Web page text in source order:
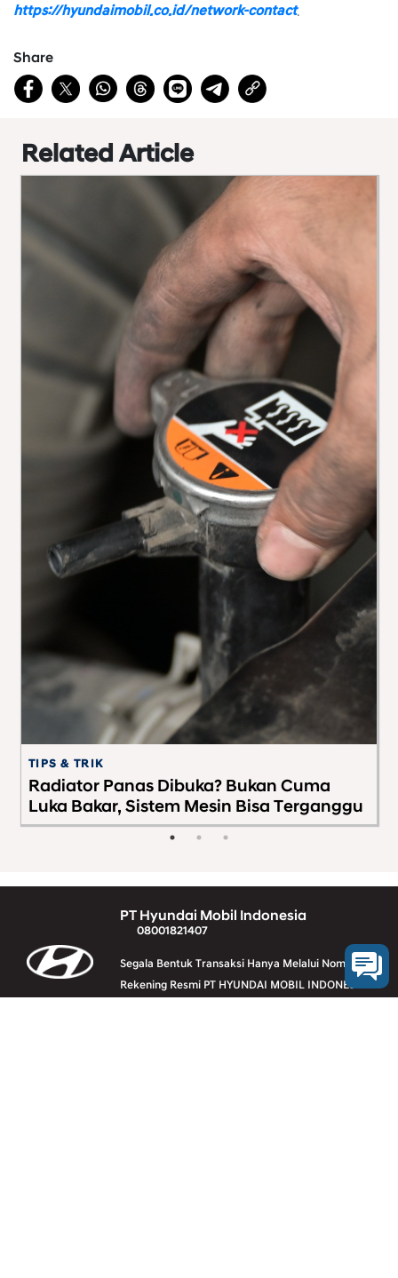
https://hyundaimobil.co.id/network-contact.
Share
Related Article
TIPS & TRIK
Radiator Panas Dibuka? Bukan Cuma
Luka Bakar, Sistem Mesin Bisa Terganggu
PT Hyundai Mobil Indonesia
08001821407
Segala Bentuk Transaksi Hanya Melalui Nomer
Rekening Resmi PT HYUNDAI MOBIL INDONESIA